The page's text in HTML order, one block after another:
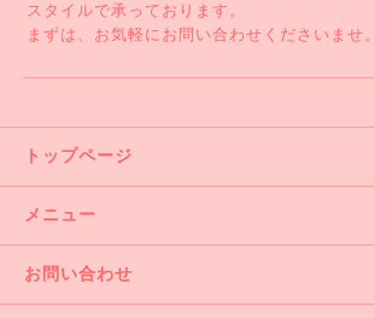
スタイルで承っております。
まずは、お気軽にお問い合わせくださいませ。
トップページ
メニュー
お問い合わせ